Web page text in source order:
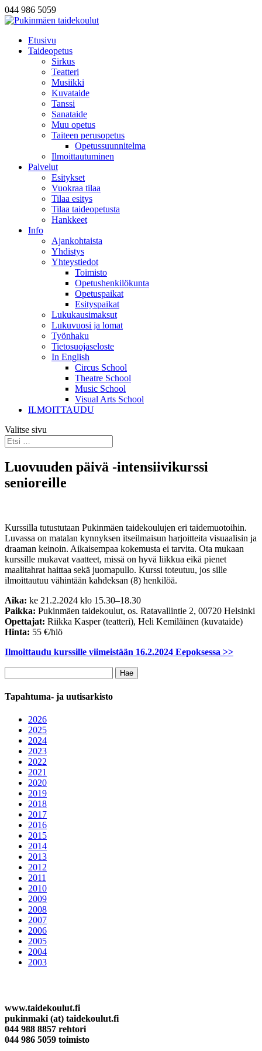
044 986 5059
Etusivu
Taideopetus
Sirkus
Teatteri
Musiikki
Kuvataide
Tanssi
Sanataide
Muu opetus
Taiteen perusopetus
Opetussuunnitelma
Ilmoittautuminen
Palvelut
Esitykset
Vuokraa tilaa
Tilaa esitys
Tilaa taideopetusta
Hankkeet
Info
Ajankohtaista
Yhdistys
Yhteystiedot
Toimisto
Opetushenkilökunta
Opetuspaikat
Esityspaikat
Lukukausimaksut
Lukuvuosi ja lomat
Työnhaku
Tietosuojaseloste
In English
Circus School
Theatre School
Music School
Visual Arts School
ILMOITTAUDU
Valitse sivu
Luovuuden päivä -intensiivikurssi
senioreille
Kurssilla tutustutaan Pukinmäen taidekoulujen eri taidemuotoihin.
Luvassa on matalan kynnyksen itseilmaisun harjoitteita visuaalisin ja
draaman keinoin. Aikaisempaa kokemusta ei tarvita. Ota mukaan
kurssille mukavat vaatteet, missä on hyvä liikkua eikä pienet
maalitahrat haittaa sekä juomapullo. Kurssi toteutuu, jos sille
ilmoittautuu vähintään kahdeksan (8) henkilöä.
Aika: ke 21.2.2024 klo 15.30–18.30
Paikka: Pukinmäen taidekoulut, os. Ratavallintie 2, 00720 Helsinki
Opettajat: Riikka Kasper (teatteri), Heli Kemiläinen (kuvataide)
Hinta: 55 €/hlö
Ilmoittaudu kurssille viimeistään 16.2.2024 Eepoksessa >>
Tapahtuma- ja uutisarkisto
2026
2025
2024
2023
2022
2021
2020
2019
2018
2017
2016
2015
2014
2013
2012
2011
2010
2009
2008
2007
2006
2005
2004
2003
www.taidekoulut.fi
pukinmaki (at) taidekoulut.fi
044 988 8857 rehtori
044 986 5059 toimisto